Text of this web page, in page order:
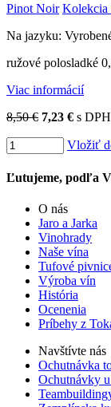
Pinot Noir Kolekcia
Na jazyku:
ružové polosladké
Viac informácií
8,50 € 7,23 € s DPH
Vložiť
Ľutujeme, podľa
O nás
Jaro a Jarka
Vinohrady
Naše vína
Tufové
Výroba vín
História
Ocenenia
Príbehy z
Navštívte nás
Ochutnávka
Ochutnávky